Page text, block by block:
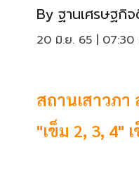
By ฐานเศรษฐกิ
20 มิ.ย. 65 | 07:30
สถานเสาวภา
"เข็ม 2, 3, 4"